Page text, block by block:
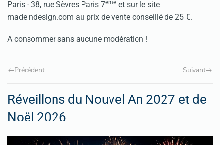
Paris - 38, rue Sèvres Paris 7ème et sur le site
madeindesign.com au prix de vente conseillé de 25 €.
A consommer sans aucune modération !
Précédent Suivant
Réveillons du Nouvel An 2027 et de
Noël 2026